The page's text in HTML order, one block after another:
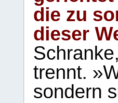
die zu
dieser
trennt.
sondern